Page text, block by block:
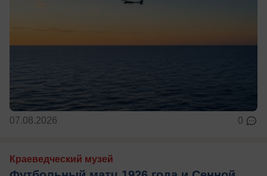
07.08.2026 0
Краеведческий музей